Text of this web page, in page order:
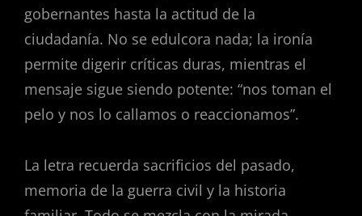
gobernantes hasta la actitud de la
ciudadanía. No se edulcora nada; la ironía
permite digerir críticas duras, mientras el
mensaje sigue siendo potente: “nos toman el
pelo y nos lo callamos o reaccionamos”.
La letra recuerda sacrificios del pasado,
memoria de la guerra civil y la historia